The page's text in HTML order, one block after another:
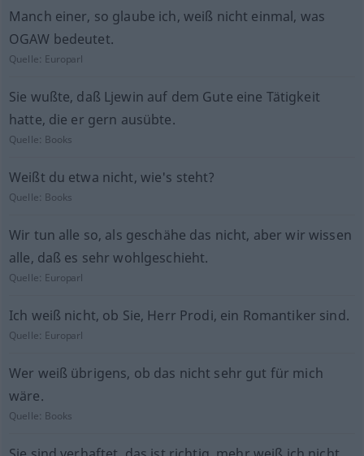
Manch einer, so glaube ich, weiß nicht einmal, was
OGAW bedeutet.
Quelle: Europarl
Sie wußte, daß Ljewin auf dem Gute eine Tätigkeit
hatte, die er gern ausübte.
Quelle: Books
Weißt du etwa nicht, wie's steht?
Quelle: Books
Wir tun alle so, als geschähe das nicht, aber wir wissen
alle, daß es sehr wohlgeschieht.
Quelle: Europarl
Ich weiß nicht, ob Sie, Herr Prodi, ein Romantiker sind.
Quelle: Europarl
Wer weiß übrigens, ob das nicht sehr gut für mich
wäre.
Quelle: Books